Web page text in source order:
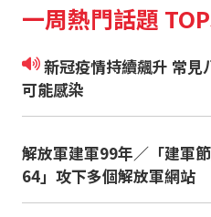
一周熱門話題
新冠疫情持續飆升 常見八大症狀 沒發燒也
可能感染
解放軍建軍99年／「建軍
64」攻下多個解放軍網站